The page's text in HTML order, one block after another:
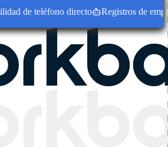
de teléfono directo Registros de